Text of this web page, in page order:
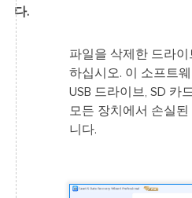
다.
파일을 삭제한 드라
하십시오. 이 소프트웨
USB 드라이브, SD 카
모든 장치에서 손실
니다.